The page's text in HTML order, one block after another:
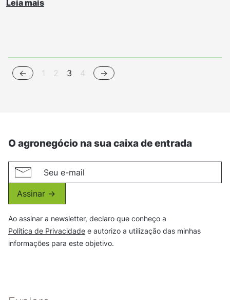
Leia mais
<- 1 2 3 4 ->
O agronegócio na sua caixa de entrada
Assinar ->
Ao assinar a newsletter, declaro que conheço a
Política de Privacidade e autorizo a utilização das minhas
informações para este objetivo.